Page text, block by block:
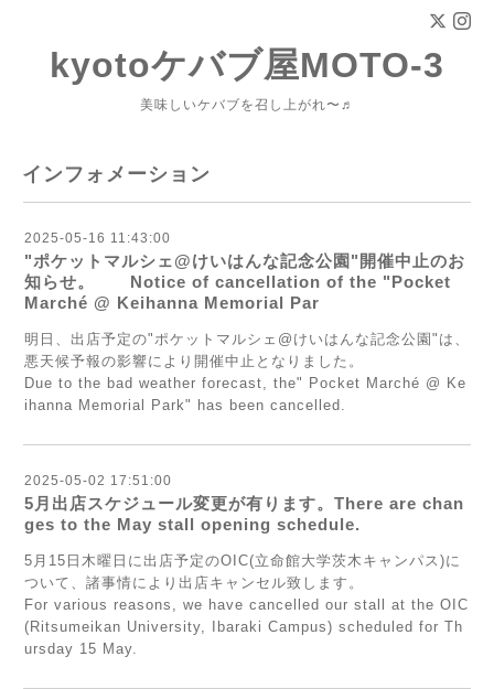
kyotoケバブ屋MOTO-3
美味しいケバブを召し上がれ〜♬
インフォメーション
2025-05-16 11:43:00
"ポケットマルシェ@けいはんな記念公園"開催中止のお
知らせ。 Notice of cancellation of the "Pocket
Marché @ Keihanna Memorial Par
明日、出店予定の"ポケットマルシェ@けいはんな記念公園"は、
悪天候予報の影響により開催中止となりました。
Due to the bad weather forecast, the" Pocket Marché @ Ke
ihanna Memorial Park" has been cancelled.
2025-05-02 17:51:00
5月出店スケジュール変更が有ります。There are chan
ges to the May stall opening schedule.
5月15日木曜日に出店予定のOIC(立命館大学茨木キャンパス)に
ついて、諸事情により出店キャンセル致します。
For various reasons, we have cancelled our stall at the OIC
(Ritsumeikan University, Ibaraki Campus) scheduled for Th
ursday 15 May.